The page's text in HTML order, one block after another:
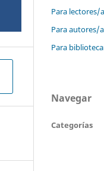
Para lectores/
Para autores/
Para
Navegar
Categorías